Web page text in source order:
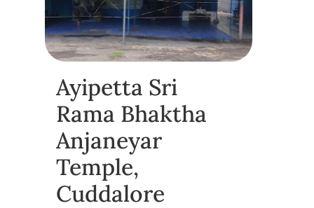
Ayipetta Sri
Rama Bhaktha
Anjaneyar
Temple,
Cuddalore